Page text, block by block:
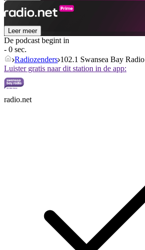
Leer meer
De podcast begint in
- 0 sec.
Radiozenders 102.1 Swansea Bay Radio
Luister gratis naar dit station in de app:
radio.net